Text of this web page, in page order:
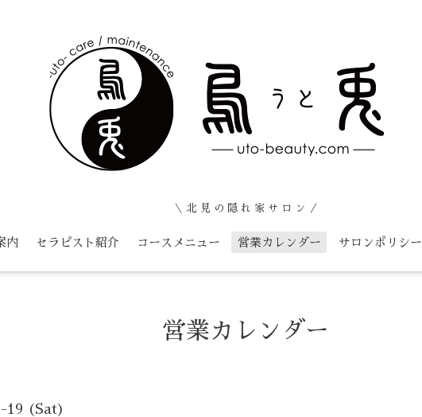
＼ 北 見 の 隠 れ 家 サ ロ ン ／
内 セラピスト紹介 コースメニュー 営業カレンダー サロンポリシー
営業カレンダー
19 (Sat)